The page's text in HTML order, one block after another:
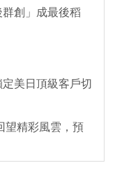
創」成最後稻
美日頂級客戶切
望精彩風雲，預